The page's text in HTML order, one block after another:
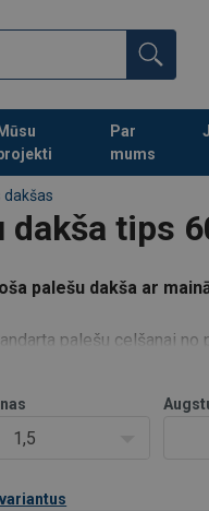
Par
mums
Turpināt meklēt
dakšas
dakša tips
palešu dakša ar
palešu celšanai no
dakšas ir vienmēr
1,5